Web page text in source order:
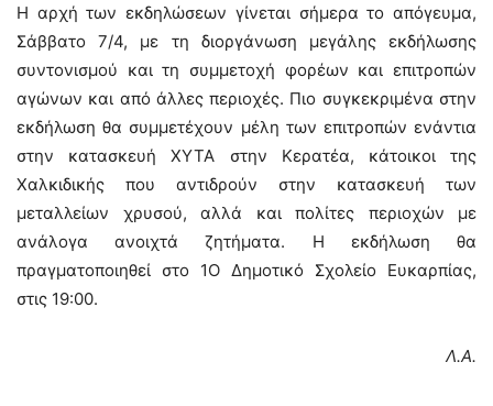
Η αρχή των εκδηλώσεων γίνεται σήμερα το απόγευμα,
Σάββατο 7/4, με τη διοργάνωση μεγάλης εκδήλωσης
συντονισμού και τη συμμετοχή φορέων και επιτροπών
αγώνων και από άλλες περιοχές. Πιο συγκεκριμένα στην
εκδήλωση θα συμμετέχουν μέλη των επιτροπών ενάντια
στην κατασκευή ΧΥΤΑ στην Κερατέα, κάτοικοι της
Χαλκιδικής που αντιδρούν στην κατασκευή των
μεταλλείων χρυσού, αλλά και πολίτες περιοχών με
ανάλογα ανοιχτά ζητήματα. Η εκδήλωση θα
πραγματοποιηθεί στο 1Ο Δημοτικό Σχολείο Ευκαρπίας,
στις 19:00.
Λ.Α.